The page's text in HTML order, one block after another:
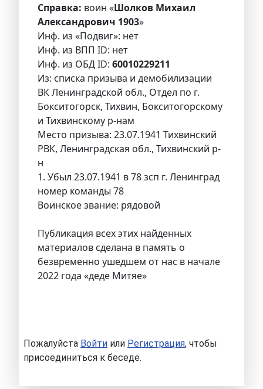
Справка: воин «Шолков Михаил
Александрович 1903»
Инф. из «Подвиг»: нет
Инф. из ВПП ID: нет
Инф. из ОБД ID: 60010229211
Из: списка призыва и демобилизации
ВК Ленинградской обл., Отдел по г.
Бокситогорск, Тихвин, Бокситогорскому
и Тихвинскому р-нам
Место призыва: 23.07.1941 Тихвинский
РВК, Ленинградская обл., Тихвинский р-
н
1. Убыл 23.07.1941 в 78 зсп г. Ленинград
номер команды 78
Воинское звание: рядовой
Публикация всех этих найденных
материалов сделана в память о
безвременно ушедшем от нас в начале
2022 года «деде Митяе»
Пожалуйста Войти или Регистрация, чтобы
присоединиться к беседе.